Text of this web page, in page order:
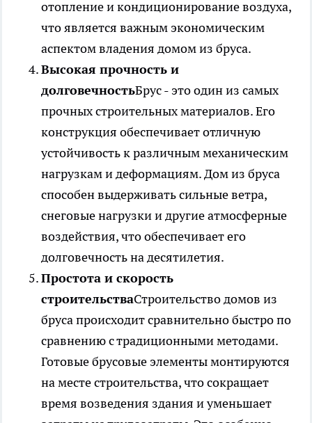
отопление и кондиционирование воздуха,
что является важным экономическим
аспектом владения домом из бруса.
Высокая прочность и
долговечностьБрус - это один из самых
прочных строительных материалов. Его
конструкция обеспечивает отличную
устойчивость к различным механическим
нагрузкам и деформациям. Дом из бруса
способен выдерживать сильные ветра,
снеговые нагрузки и другие атмосферные
воздействия, что обеспечивает его
долговечность на десятилетия.
Простота и скорость
строительстваСтроительство домов из
бруса происходит сравнительно быстро по
сравнению с традиционными методами.
Готовые брусовые элементы монтируются
на месте строительства, что сокращает
время возведения здания и уменьшает